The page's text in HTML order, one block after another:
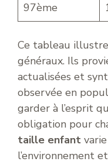
97ème
Ce tableau
généraux. Ils
actualisées et
observée en
garder à l’esprit
obligation pour
taille enfant
l’environnement